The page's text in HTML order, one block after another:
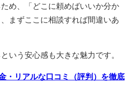
め、「どこに頼めばいいか分か
まずここに相談すれば間違いあ
いう安心感も大きな魅力です。
・リアルな口コミ（評判）を徹底